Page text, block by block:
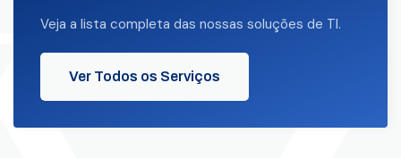
Veja a lista completa das nossas soluções de TI.
Ver Todos os Serviços